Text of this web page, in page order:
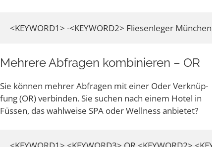
Meh­re­re Abfra­gen kom­bi­nie­ren – OR
Sie kön­nen meh­rer Abfra­gen mit einer Oder Ver­knüp­
fung (OR) ver­bin­den. Sie suchen nach einem Hotel in
Füs­sen, das wahl­wei­se SPA oder Well­ness anbietet?